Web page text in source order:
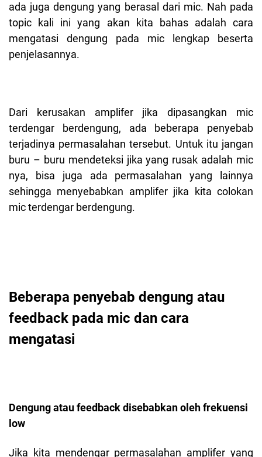
ada juga dengung yang berasal dari mic. Nah pada
topic kali ini yang akan kita bahas adalah cara
mengatasi dengung pada mic lengkap beserta
penjelasannya.
Dari kerusakan amplifer jika dipasangkan mic
terdengar berdengung, ada beberapa penyebab
terjadinya permasalahan tersebut. Untuk itu jangan
buru – buru mendeteksi jika yang rusak adalah mic
nya, bisa juga ada permasalahan yang lainnya
sehingga menyebabkan amplifer jika kita colokan
mic terdengar berdengung.
Beberapa penyebab dengung atau
feedback pada mic dan cara
mengatasi
Dengung atau feedback disebabkan oleh frekuensi
low
Jika kita mendengar permasalahan amplifer yang